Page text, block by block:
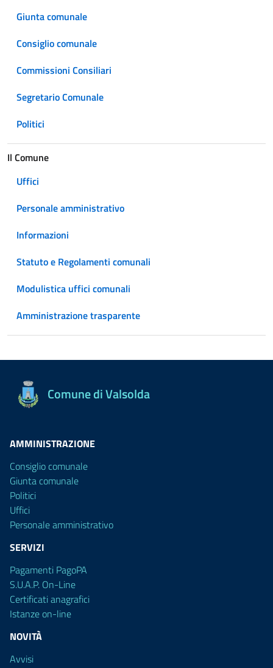
Giunta comunale
Consiglio comunale
Commissioni Consiliari
Segretario Comunale
Politici
Il Comune
Uffici
Personale amministrativo
Informazioni
Statuto e Regolamenti comunali
Modulistica uffici comunali
Amministrazione trasparente
Comune di Valsolda
AMMINISTRAZIONE
Consiglio comunale
Giunta comunale
Politici
Uffici
Personale amministrativo
SERVIZI
Pagamenti PagoPA
S.U.A.P. On-Line
Certificati anagrafici
Istanze on-line
NOVITÀ
Avvisi